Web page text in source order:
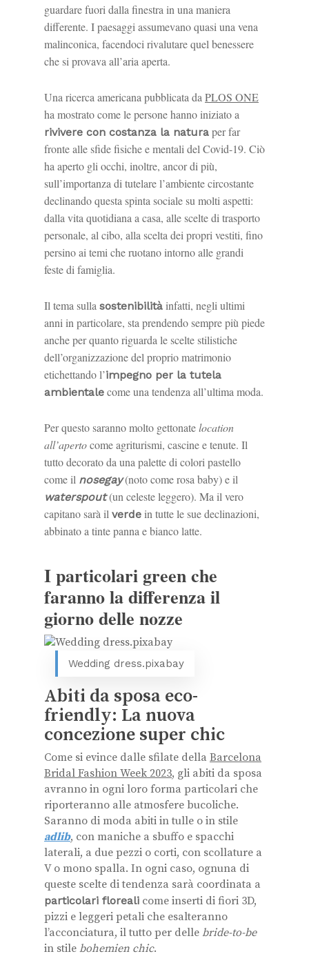
guardare fuori dalla finestra in una maniera
differente. I paesaggi assumevano quasi una vena
malinconica, facendoci rivalutare quel benessere
che si provava all’aria aperta.
Una ricerca americana pubblicata da PLOS ONE
ha mostrato come le persone hanno iniziato a
rivivere con costanza la natura per far
fronte alle sfide fisiche e mentali del Covid-19. Ciò
ha aperto gli occhi, inoltre, ancor di più,
sull’importanza di tutelare l’ambiente circostante
declinando questa spinta sociale su molti aspetti:
dalla vita quotidiana a casa, alle scelte di trasporto
personale, al cibo, alla scelta dei propri vestiti, fino
persino ai temi che ruotano intorno alle grandi
feste di famiglia.
Il tema sulla sostenibilità infatti, negli ultimi
anni in particolare, sta prendendo sempre più piede
anche per quanto riguarda le scelte stilistiche
dell’organizzazione del proprio matrimonio
etichettando l’impegno per la tutela
ambientale come una tendenza all’ultima moda.
Per questo saranno molto gettonatelocation
all’apertocome agriturismi, cascine e tenute. Il
tutto decorato da una palette di colori pastello
come il nosegay(noto come rosa baby) e il
waterspout(un celeste leggero). Ma il vero
capitano sarà il verde in tutte le sue declinazioni,
abbinato a tinte panna e bianco latte.
I particolari green che
faranno la differenza il
giorno delle nozze
Wedding dress.pixabay
Abiti da sposa eco-
friendly: La nuova
concezione super chic
Come si evince dalle sfilate della Barcelona
Bridal Fashion Week 2023, gli abiti da sposa
avranno in ogni loro forma particolari che
riporteranno alle atmosfere bucoliche.
Saranno di moda abiti in tulle o in stile
adlib, con maniche a sbuffo e spacchi
laterali, a due pezzi o corti, con scollature a
V o mono spalla. In ogni caso, ognuna di
queste scelte di tendenza sarà coordinata a
particolari floreali come inserti di fiori 3D,
pizzi e leggeri petali che esalteranno
l’acconciatura, il tutto per delle bride-to-be
in stile bohemien chic.